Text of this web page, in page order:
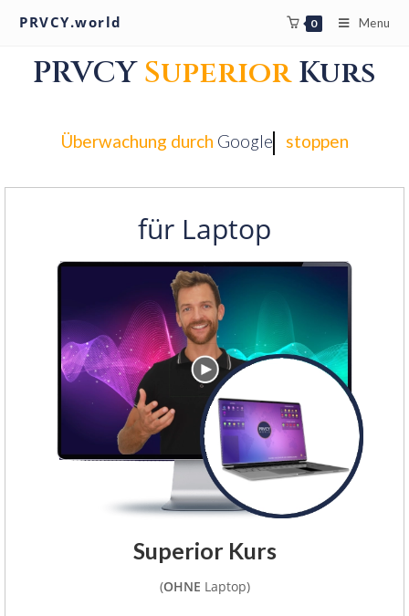
PRVCY.world 0 Menu
PRVCY Superior Kurs
Überwachung durchNäncy Fräse stoppen
für Laptop
Superior Kurs
(OHNE Laptop)